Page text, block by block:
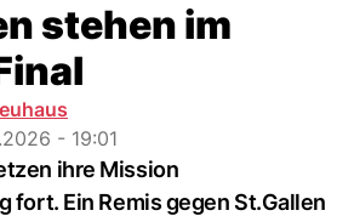
stehen im
- 19:01
ihre Mission
fort. Ein Remis gegen St.Gallen